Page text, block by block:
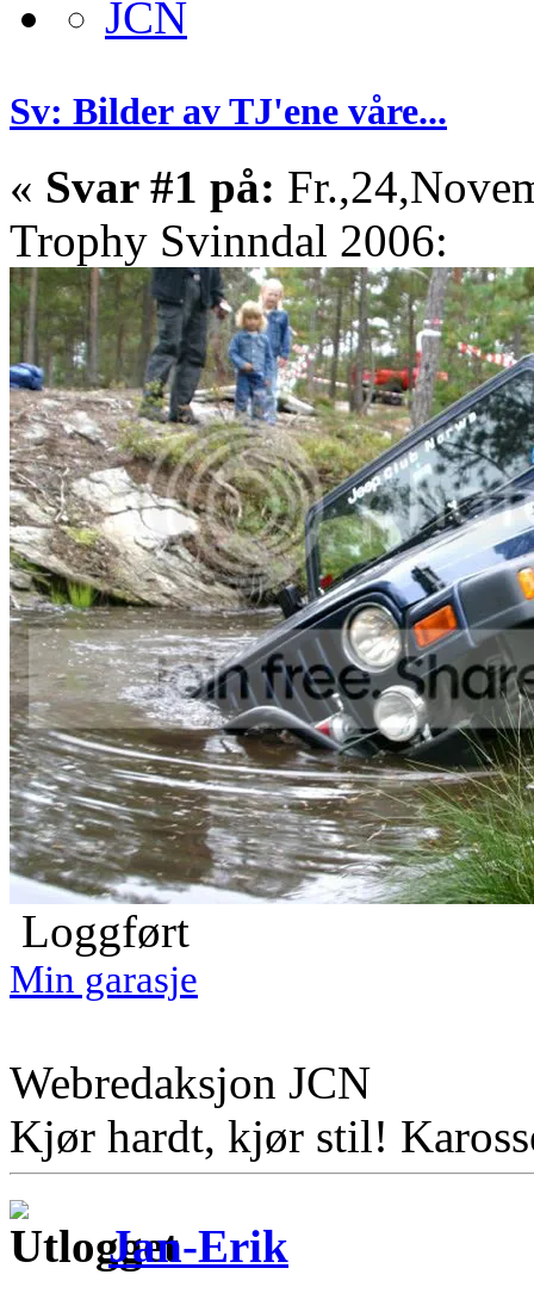
Sv: Bilder av TJ'ene våre...
« Svar #1 på:
Trophy Svinndal 2006:
Loggført
Min garasje
Webredaksjon JCN
Kjør hardt, kjør stil!
Jan-Erik